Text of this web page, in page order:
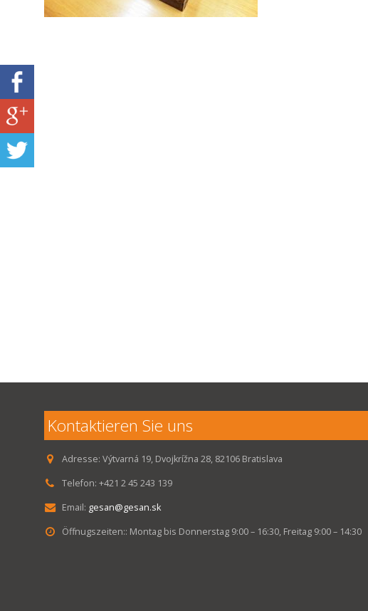
Kontaktieren Sie uns
Adresse: Výtvarná 19, Dvojkrížna 28, 82106 Bratislava
Telefon: +421 2 45 243 139
Email: gesan@gesan.sk
Öffnugszeiten:: Montag bis Donnerstag 9:00 – 16:30, Freitag 9:00 – 14:30